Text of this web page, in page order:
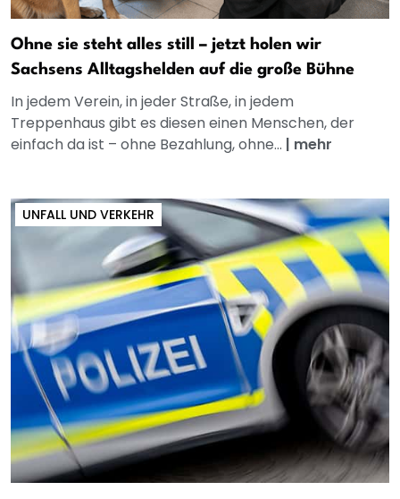
Ohne sie steht alles still – jetzt holen wir
Sachsens Alltagshelden auf die große Bühne
In jedem Verein, in jeder Straße, in jedem
Treppenhaus gibt es diesen einen Menschen, der
einfach da ist – ohne Bezahlung, ohne... | mehr
UNFALL UND VERKEHR